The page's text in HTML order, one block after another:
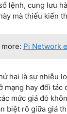
lệnh, cung lưu
mà thiếu kiến
more: Pi Network
hai là sự nhiễu
mạng hay đối
mức giá đó
biệt rõ giữa giá